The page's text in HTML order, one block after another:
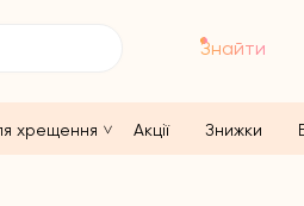
Знайти
хрещення Акції Знижки